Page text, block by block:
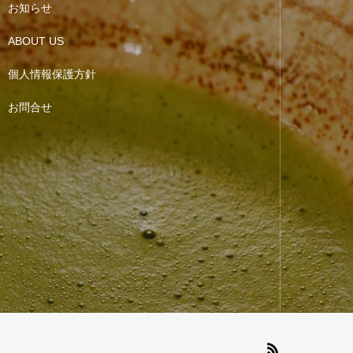
お知らせ
ABOUT US
個人情報保護方針
お問合せ